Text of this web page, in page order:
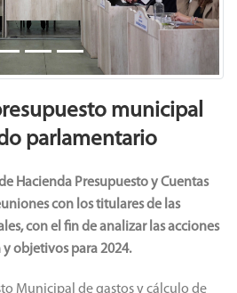
municipal
parlamentario
Hacienda Presupuesto y Cuentas
con los titulares de las
con el fin de analizar las acciones
objetivos para 2024.
Municipal de gastos y cálculo de